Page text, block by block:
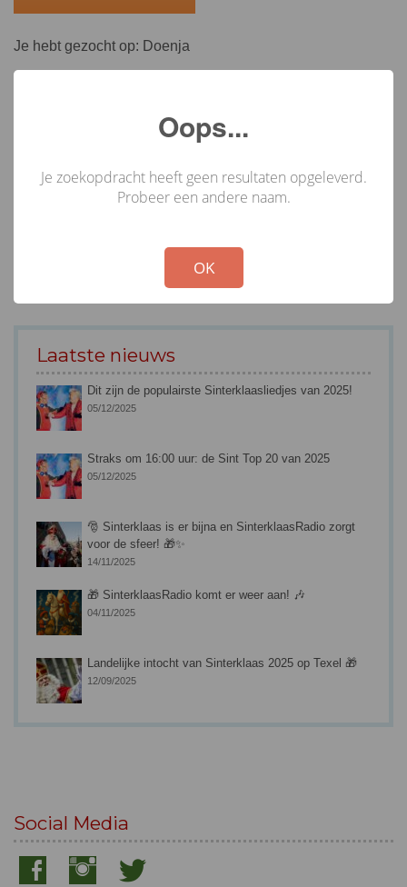
Je hebt gezocht op: Doenja
Laatste nieuws
Dit zijn de populairste Sinterklaasliedjes van 2025!
05/12/2025
Straks om 16:00 uur: de Sint Top 20 van 2025
05/12/2025
🎅 Sinterklaas is er bijna en SinterklaasRadio zorgt
voor de sfeer! 🎁✨
14/11/2025
🎁 SinterklaasRadio komt er weer aan! 🎶
04/11/2025
Landelijke intocht van Sinterklaas 2025 op Texel 🎁
12/09/2025
Social Media
Oops...
Je zoekopdracht heeft geen resultaten opgeleverd.
Probeer een andere naam.
OK